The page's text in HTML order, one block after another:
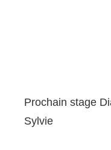
Prochain stage
Sylvie